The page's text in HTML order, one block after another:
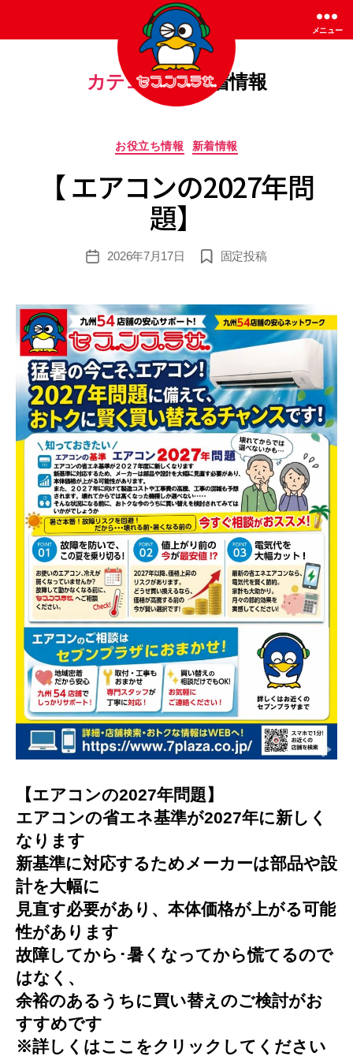
ン
ラ
ザ
メニュー
カテゴリー: 新着情報
カ
ゴ
リ
ー
お役立ち情報 新着情報
【 エアコンの2027年問
題】
投
2026年7月17日 固定投稿
【エアコンの2027年問題】
エアコンの省エネ基準が2027年に新しく
なります
新基準に対応するためメーカーは部品や設
計を大幅に
見直す必要があり、本体価格が上がる可能
性があります
故障してから･暑くなってから慌てるので
はなく、
余裕のあるうちに買い替えのご検討がお
すすめです
※詳しくはここをクリックしてください